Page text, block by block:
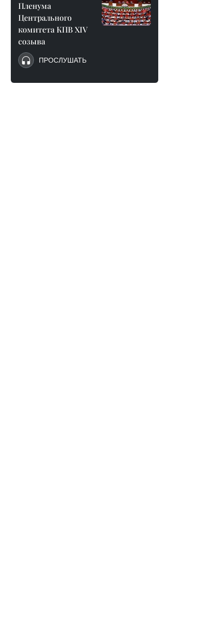
Пленума
Центрального
комитета КПВ XIV
созыва
ПРОСЛУШАТЬ